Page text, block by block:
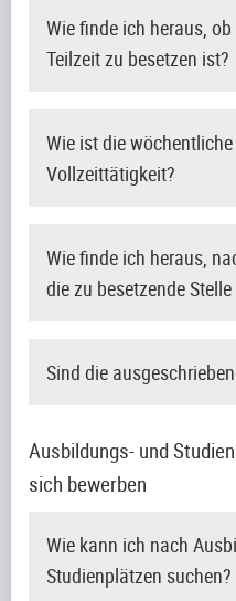
Wie finde ich heraus,
Teilzeit zu besetzen ist?
Wie ist die
Vollzeittätigkeit?
Wie finde ich heraus,
die zu besetzende
Sind die
Ausbildungs- und
sich bewerben
Wie kann ich nach
Studienplätzen suchen?